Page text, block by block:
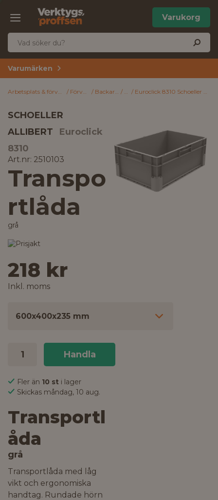
Varukorg
Varumärken
Arbetsplats & förvaring Förvaring Backar & lådor LådorEuroclick 8310 Schoeller Allibert Transportlåda grå 600x400x235 mm
SCHOELLER
ALLIBERT
Euroclick
8310
Art.nr: 2510103
Transpo
rtlåda
grå
218 kr
Inkl. moms
600x400x235 mm
Handla
Fler än 10 st i lager
Skickas måndag, 10 aug.
Transportl
åda
grå
Transportlåda med låg
vikt och ergonomiska
handtag. Rundade hörn